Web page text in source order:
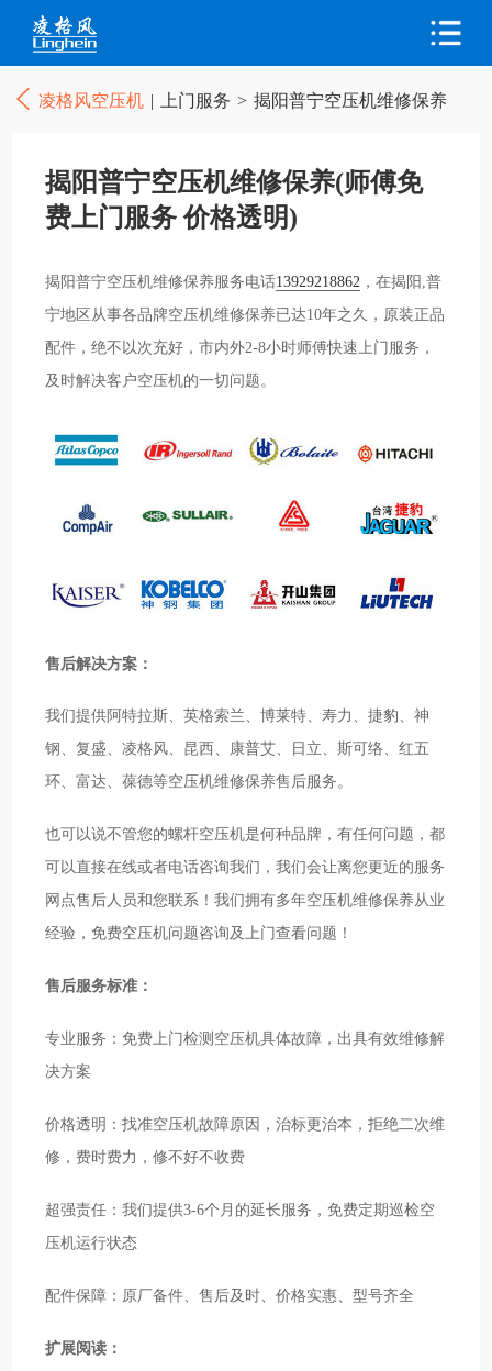
凌格风空压机 | 上门服务 > 揭阳普宁空压机维修保养
揭阳普宁空压机维修保养(师傅免
费上门服务 价格透明)
揭阳普宁空压机维修保养服务电话13929218862 ，在揭阳,普
宁地区从事各品牌空压机维修保养已达10年之久，原装正品
配件，绝不以次充好，市内外2-8小时师傅快速上门服务，
及时解决客户空压机的一切问题。
售后解决方案：
我们提供阿特拉斯、英格索兰、博莱特、寿力、捷豹、神
钢、复盛、凌格风、昆西、康普艾、日立、斯可络、红五
环、富达、葆德等空压机维修保养售后服务。
也可以说不管您的螺杆空压机是何种品牌，有任何问题，都
可以直接在线或者电话咨询我们，我们会让离您更近的服务
网点售后人员和您联系！我们拥有多年空压机维修保养从业
经验，免费空压机问题咨询及上门查看问题！
售后服务标准：
专业服务：免费上门检测空压机具体故障，出具有效维修解
决方案
价格透明：找准空压机故障原因，治标更治本，拒绝二次维
修，费时费力，修不好不收费
超强责任：我们提供3-6个月的延长服务，免费定期巡检空
压机运行状态
配件保障：原厂备件、售后及时、价格实惠、型号齐全
扩展阅读：